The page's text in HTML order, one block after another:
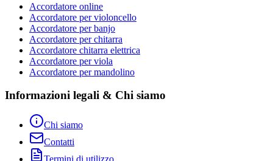
Accordatore online
Accordatore per violoncello
Accordatore per banjo
Accordatore per chitarra
Accordatore chitarra elettrica
Accordatore per viola
Accordatore per mandolino
Informazioni legali & Chi siamo
Chi siamo
Contatti